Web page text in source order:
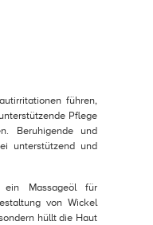
führen,
Pflege
Beruhigende und
unterstützend und
Massageöl für
von Wickel
hüllt die Haut